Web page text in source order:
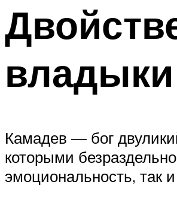
Камадев — бог
которыми
эмоциональность, так